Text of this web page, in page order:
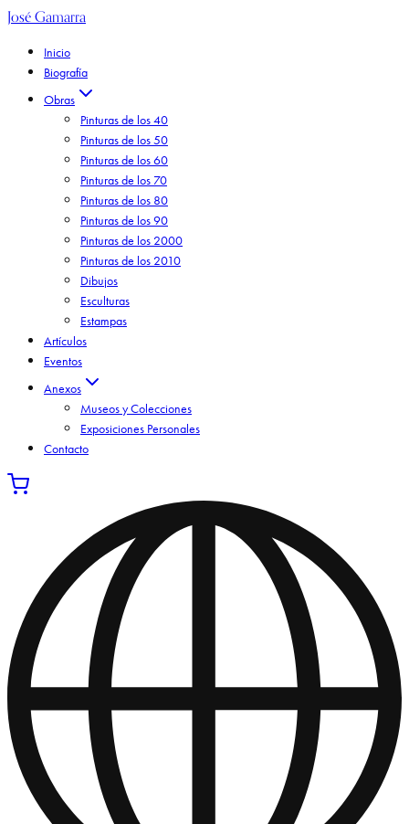
José Gamarra
Inicio
Biografía
Obras
Pinturas de los 40
Pinturas de los 50
Pinturas de los 60
Pinturas de los 70
Pinturas de los 80
Pinturas de los 90
Pinturas de los 2000
Pinturas de los 2010
Dibujos
Esculturas
Estampas
Artículos
Eventos
Anexos
Museos y Colecciones
Exposiciones Personales
Contacto